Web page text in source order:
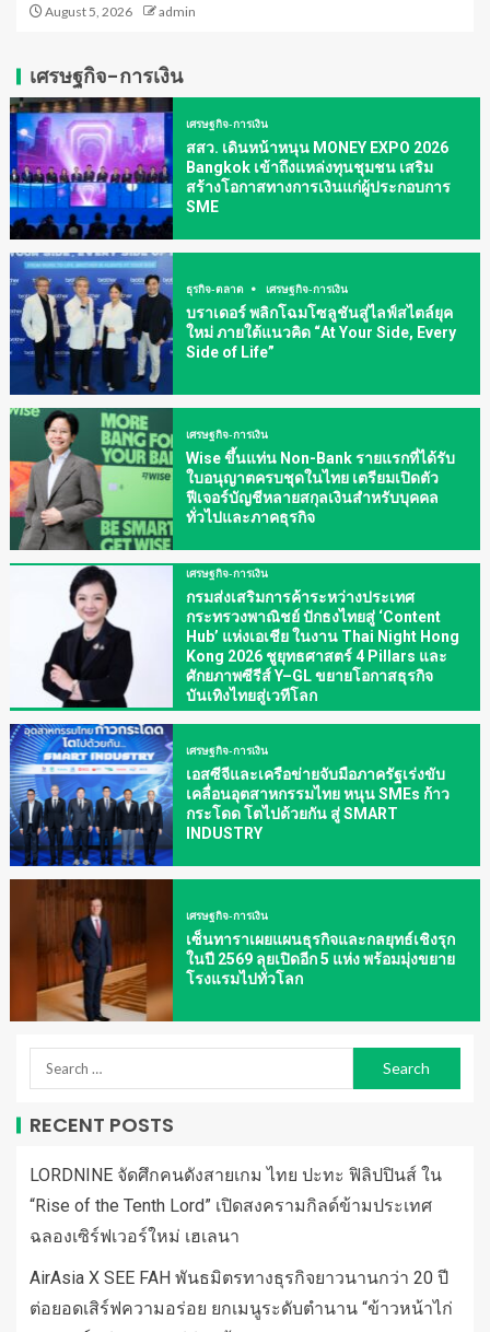
August 5, 2026 admin
เศรษฐกิจ-การเงิน
เศรษฐกิจ-การเงิน
สสว. เดินหน้าหนุน MONEY EXPO 2026
Bangkok เข้าถึงแหล่งทุนชุมชน เสริม
สร้างโอกาสทางการเงินแก่ผู้ประกอบการ
SME
ธุรกิจ-ตลาด เศรษฐกิจ-การเงิน
บราเดอร์ พลิกโฉมโซลูชันสู่ไลฟ์สไตล์ยุค
ใหม่ ภายใต้แนวคิด “At Your Side, Every
Side of Life”
เศรษฐกิจ-การเงิน
Wise ขึ้นแท่น Non-Bank รายแรกที่ได้รับ
ใบอนุญาตครบชุดในไทย เตรียมเปิดตัว
ฟีเจอร์บัญชีหลายสกุลเงินสำหรับบุคคล
ทั่วไปและภาคธุรกิจ
เศรษฐกิจ-การเงิน
กรมส่งเสริมการค้าระหว่างประเทศ
กระทรวงพาณิชย์ ปักธงไทยสู่ ‘Content
Hub’ แห่งเอเชีย ในงาน Thai Night Hong
Kong 2026 ชูยุทธศาสตร์ 4 Pillars และ
ศักยภาพซีรีส์ Y–GL ขยายโอกาสธุรกิจ
บันเทิงไทยสู่เวทีโลก
เศรษฐกิจ-การเงิน
เอสซีจีและเครือข่ายจับมือภาครัฐเร่งขับ
เคลื่อนอุตสาหกรรมไทย หนุน SMEs ก้าว
กระโดด โตไปด้วยกัน สู่ SMART
INDUSTRY
เศรษฐกิจ-การเงิน
เซ็นทาราเผยแผนธุรกิจและกลยุทธ์เชิงรุก
ในปี 2569 ลุยเปิดอีก 5 แห่ง พร้อมมุ่งขยาย
โรงแรมไปทั่วโลก
RECENT POSTS
LORDNINE จัดศึกคนดังสายเกม ไทย ปะทะ ฟิลิปปินส์ ใน
“Rise of the Tenth Lord” เปิดสงครามกิลด์ข้ามประเทศ
ฉลองเซิร์ฟเวอร์ใหม่ เฮเลนา
AirAsia X SEE FAH พันธมิตรทางธุรกิจยาวนานกว่า 20 ปี
ต่อยอดเสิร์ฟความอร่อย ยกเมนูระดับตำนาน “ข้าวหน้าไก่